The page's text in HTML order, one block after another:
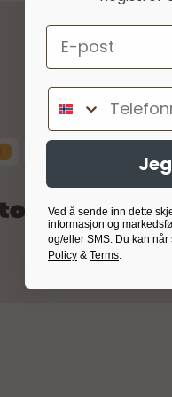
Email
Ved å sende inn dette
informasjon og
og/eller SMS. Du kan når
Policy & Terms